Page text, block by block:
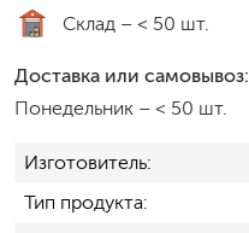
Склад – < 50 шт.
Доставка или самовывоз:
Понедельник – < 50 шт.
Изготовитель
Тип продукта